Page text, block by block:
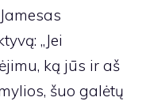
„Jei
ką jūs ir aš
šuo galėtų